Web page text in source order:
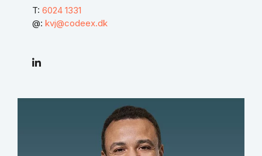
T: 6024 1331
@: kvj@codeex.dk